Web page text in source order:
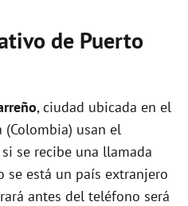
de Puerto
, ciudad ubicada en el
usan el
se recibe una llamada
se está un país extranjero
antes del teléfono será